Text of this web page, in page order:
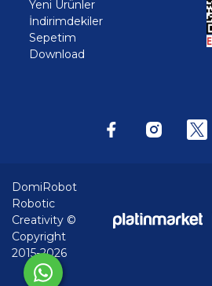
Yeni Ürünler
İndirimdekiler
Sepetim
Download
DomiRobot
Robotic
Creativity ©
Copyright
2015-2026